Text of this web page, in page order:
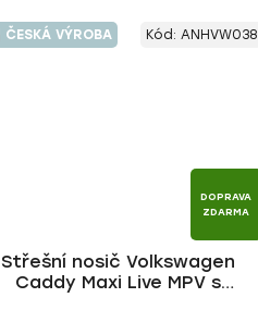
ČESKÁ VÝROBA
DOPRAVA
ZDARMA
Střešní nosič Volkswagen
Caddy Maxi Live MPV s
Kód: ANHVW038